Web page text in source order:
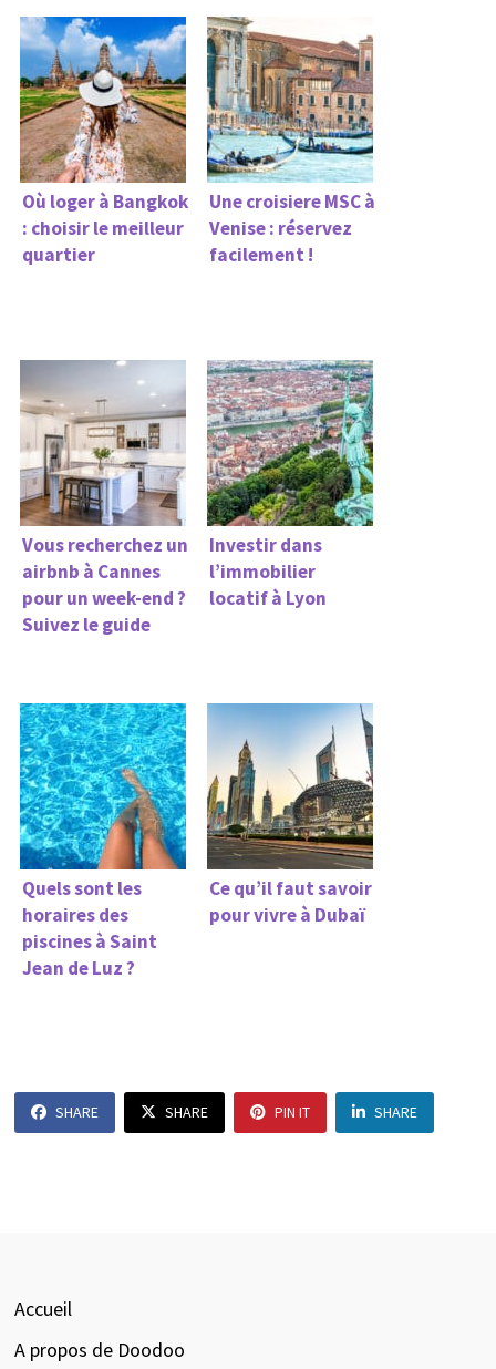
Où loger à Bangkok
: choisir le meilleur
quartier
Une croisiere MSC à
Venise : réservez
facilement !
Vous recherchez un
airbnb à Cannes
pour un week-end ?
Suivez le guide
Investir dans
l’immobilier
locatif à Lyon
Quels sont les
horaires des
piscines à Saint
Jean de Luz ?
Ce qu’il faut savoir
pour vivre à Dubaï
SHARE SHARE PIN IT SHARE
Accueil
A propos de Doodoo